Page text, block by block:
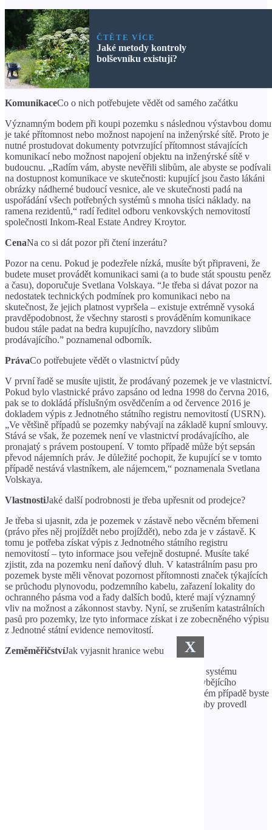
ČTĚTE VÍCE
Jaké metody kontroly
bolševníku existují?
KomunikaceCo o nich potřebujete vědět od samého začátku
Významným bodem při koupi pozemku s následnou výstavbou domu
je také přítomnost nebo možnost napojení na inženýrské sítě. Proto je
nutné prostudovat dokumenty potvrzující přítomnost stávajících
komunikací nebo možnost napojení objektu na inženýrské sítě v
budoucnu. „Radím vám, abyste nevěřili slibům, ale abyste se podívali
na dostupnost komunikace ve skutečnosti: kupující jsou často lákáni
obrázky nádherné budoucí vesnice, ale ve skutečnosti padá na
uspořádání všech potřebných systémů s mnoha tisíci náklady. na
ramena rezidentů,“ radí ředitel odboru venkovských nemovitostí
společnosti Inkom-Real Estate Andrey Kroytor.
CenaNa co si dát pozor při čtení inzerátu?
Pozor na cenu. Pokud je podezřele nízká, musíte být připraveni, že
budete muset provádět komunikaci sami (a to bude stát spoustu peněz
a času), doporučuje Svetlana Volskaya. “Je třeba si dávat pozor na
nedostatek technických podmínek pro komunikaci nebo na
skutečnost, že jejich platnost vypršela – existuje extrémně vysoká
pravděpodobnost, že všechny starosti s prováděním komunikace
budou stále padat na bedra kupujícího, navzdory slibům
prodávajícího.” poznamenal odborník.
PrávaCo potřebujete vědět o vlastnictví půdy
V první řadě se musíte ujistit, že prodávaný pozemek je ve vlastnictví.
Pokud bylo vlastnické právo zapsáno od ledna 1998 do června 2016,
pak se to dokládá příslušným osvědčením a od července 2016 je
dokladem výpis z Jednotného státního registru nemovitostí (USRN).
„Ve většině případů se pozemky nabývají na základě kupní smlouvy.
Stává se však, že pozemek není ve vlastnictví prodávajícího, ale
pronajatý s právem postoupení. V tomto případě může být sepsán
převod nájemních práv. Je důležité pochopit, že kupující se v tomto
případě nestává vlastníkem, ale nájemcem,“ poznamenala Svetlana
Volskaya.
VlastnostiJaké další podrobnosti je třeba upřesnit od prodejce?
Je třeba si ujasnit, zda je pozemek v zástavě nebo věcném břemeni
(právo přes něj projíždět nebo projíždět), nebo zda je v zástavě. K
tomu je potřeba získat výpis z Jednotného státního registru
nemovitostí – tyto informace jsou veřejně dostupné. Musíte také
zjistit, zda na pozemku není daňový dluh. V katastrálním pasu pro
pozemek byste měli věnovat pozornost přítomnosti značek týkajících
se průchodu plynovodu, podzemního kabelu, zařazení lokality do
ochranného pásma vod a řady dalších bodů, které mají významný
vliv na možnost a zákonnost stavby. Nyní, se zrušením katastrálních
pasů pro pozemky, lze tyto informace získat i ze zobecněného výpisu
z Jednotné státní evidence nemovitostí.
ZeměměřičstvíJak vyjasnit hranice webu
Pokud pozemek vznikl před vytvořením jednotného systému
katastrálního operátu v roce 2000, pak z důvodu chybějícího
vyměřování nemusí mít dohodnuté hranice. V takovém případě byste
před dokončením transakce měli požádat prodejce, aby provedl
X